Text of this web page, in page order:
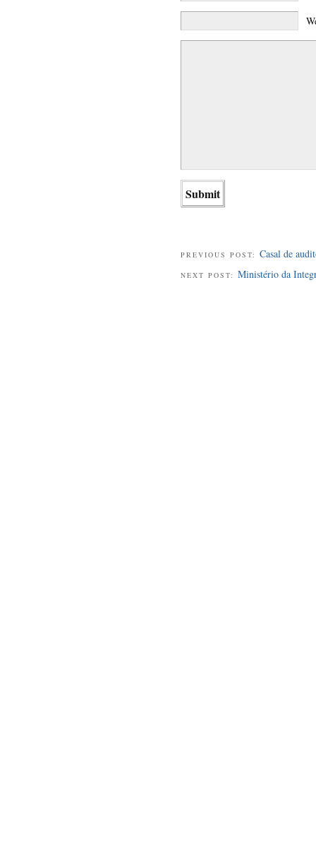
PREVIOUS POST: Casal de
NEXT POST: Ministério da